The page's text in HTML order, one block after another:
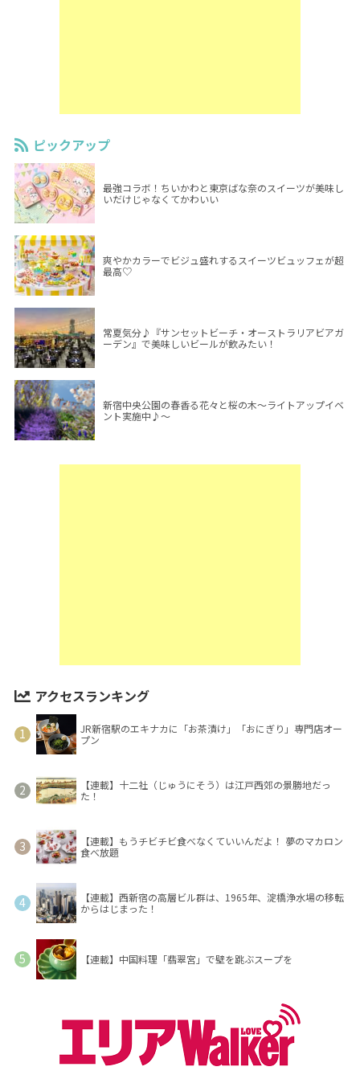
ピックアップ
最強コラボ！ちいかわと東京ばな奈のスイーツが美味し
いだけじゃなくてかわいい
爽やかカラーでビジュ盛れするスイーツビュッフェが超
最高♡
常夏気分♪『サンセットビーチ・オーストラリアビアガ
ーデン』で美味しいビールが飲みたい！
新宿中央公園の春香る花々と桜の木～ライトアップイベ
ント実施中♪～
アクセスランキング
JR新宿駅のエキナカに「お茶漬け」「おにぎり」専門店オー
プン
【連載】十二社（じゅうにそう）は江戸西郊の景勝地だっ
た！
【連載】もうチビチビ食べなくていいんだよ！ 夢のマカロン
食べ放題
【連載】西新宿の高層ビル群は、1965年、淀橋浄水場の移転
からはじまった！
【連載】中国料理「翡翠宮」で壁を跳ぶスープを